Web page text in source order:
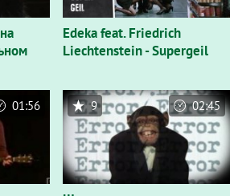
Edeka feat. Friedrich
Liechtenstein - Supergeil
01:56 9 02:45